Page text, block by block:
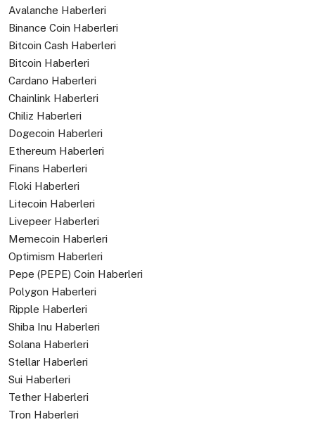
Avalanche Haberleri
Binance Coin Haberleri
Bitcoin Cash Haberleri
Bitcoin Haberleri
Cardano Haberleri
Chainlink Haberleri
Chiliz Haberleri
Dogecoin Haberleri
Ethereum Haberleri
Finans Haberleri
Floki Haberleri
Litecoin Haberleri
Livepeer Haberleri
Memecoin Haberleri
Optimism Haberleri
Pepe (PEPE) Coin Haberleri
Polygon Haberleri
Ripple Haberleri
Shiba Inu Haberleri
Solana Haberleri
Stellar Haberleri
Sui Haberleri
Tether Haberleri
Tron Haberleri